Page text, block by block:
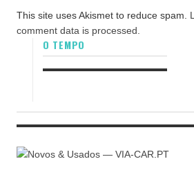
This site uses Akismet to reduce spam.
comment data is processed.
O TEMPO